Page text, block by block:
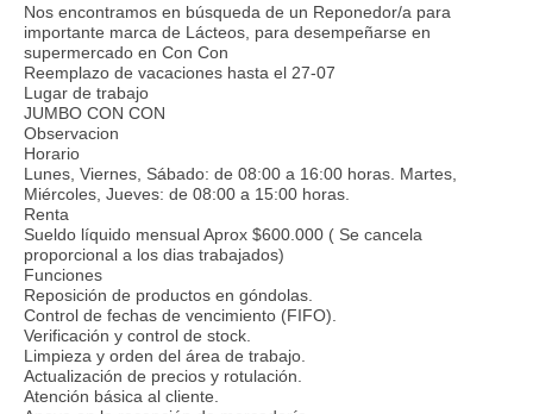
Nos encontramos en búsqueda de un Reponedor/a para
importante marca de Lácteos, para desempeñarse en
supermercado en Con Con
Reemplazo de vacaciones hasta el 27-07
Lugar de trabajo
JUMBO CON CON
Observacion
Horario
Lunes, Viernes, Sábado: de 08:00 a 16:00 horas. Martes,
Miércoles, Jueves: de 08:00 a 15:00 horas.
Renta
Sueldo líquido mensual Aprox $600.000 ( Se cancela
proporcional a los dias trabajados)
Funciones
Reposición de productos en góndolas.
Control de fechas de vencimiento (FIFO).
Verificación y control de stock.
Limpieza y orden del área de trabajo.
Actualización de precios y rotulación.
Atención básica al cliente.